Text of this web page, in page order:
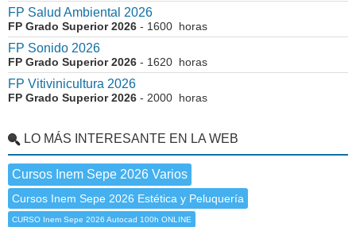
FP Salud Ambiental 2026
FP Grado Superior 2026 - 1600 horas
FP Sonido 2026
FP Grado Superior 2026 - 1620 horas
FP Vitivinicultura 2026
FP Grado Superior 2026 - 2000 horas
LO MÁS INTERESANTE EN LA WEB
Cursos Inem Sepe 2026 Varios
Cursos Inem Sepe 2026 Estética y Peluquería
CURSO Inem Sepe 2026 Autocad 100h ONLINE